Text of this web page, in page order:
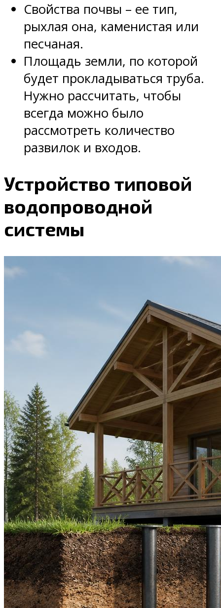
Свойства почвы – ее тип,
рыхлая она, каменистая или
песчаная.
Площадь земли, по которой
будет прокладываться труба.
Нужно рассчитать, чтобы
всегда можно было
рассмотреть количество
развилок и входов.
Устройство типовой
водопроводной
системы